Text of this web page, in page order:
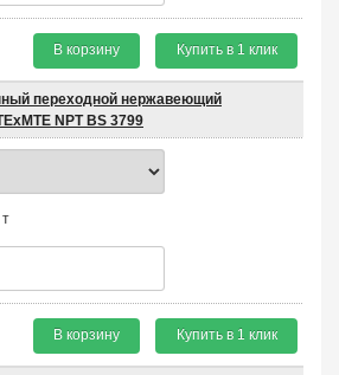
В корзину Купить в 1 клик
переходной нержавеющий
NPT BS 3799
т
В корзину Купить в 1 клик